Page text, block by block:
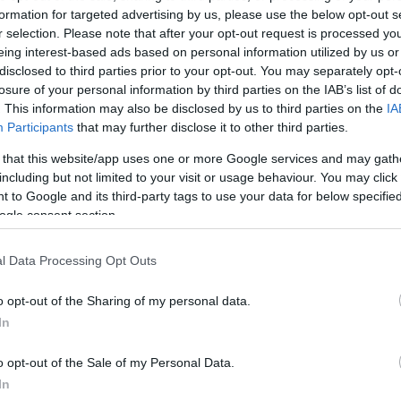
for targeted advertising by us, please use the below opt-out
selection. Please note that after your opt-out request is processed
interest-based ads based on personal information utilized by us
to third parties prior to your opt-out. You may separately
of your personal information by third parties on the IAB’s list of
This information may also be disclosed by us to third parties on the
Participants that may further disclose it to other third parties.
that this website/app uses one or more Google services and may
but not limited to your visit or usage behaviour. You may
to Google and its third-party tags to use your data for below
consent section.
Data Processing Opt Outs
opt-out of the Sharing of my personal data.
opt-out of the Sale of my Personal Data.
του εντάλματος κάτι που οδήγησε στη
ο Στάινμετζ με απόφαση του Συμβουλίου Εφετών
με εγγύηση 5.000 ευρώ και τον περιοριστικό όρο
από τη χώρα.
στις βιομηχανίες εξόρυξης, ενέργειας,
διαμαντιών.